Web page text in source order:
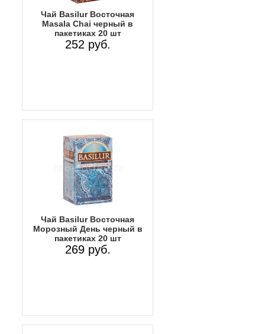
Чай Basilur Восточная
Masala Chai черный в
пакетиках 20 шт
252 руб.
Чай Basilur Восточная
Морозный День черный в
пакетиках 20 шт
269 руб.